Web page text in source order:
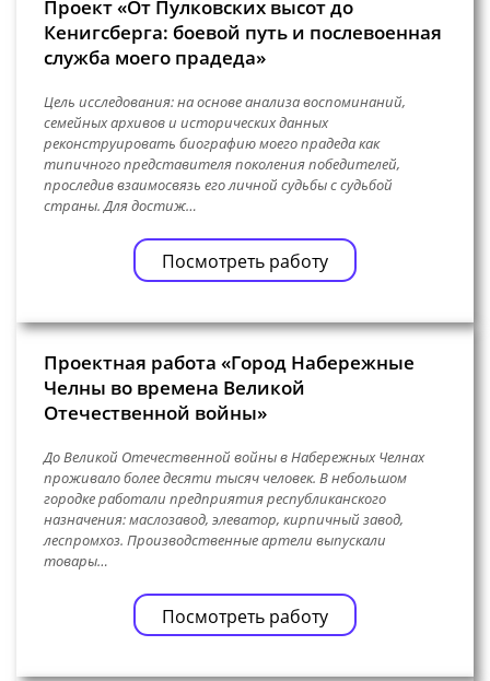
Проект «От Пулковских высот до
Кенигсберга: боевой путь и послевоенная
служба моего прадеда»
Цель исследования: на основе анализа воспоминаний,
семейных архивов и исторических данных
реконструировать биографию моего прадеда как
типичного представителя поколения победителей,
проследив взаимосвязь его личной судьбы с судьбой
страны. Для достиж…
Посмотреть работу
Проектная работа «Город Набережные
Челны во времена Великой
Отечественной войны»
До Великой Отечественной войны в Набережных Челнах
проживало более десяти тысяч человек. В небольшом
городке работали предприятия республиканского
назначения: маслозавод, элеватор, кирпичный завод,
леспромхоз. Производственные артели выпускали
товары…
Посмотреть работу